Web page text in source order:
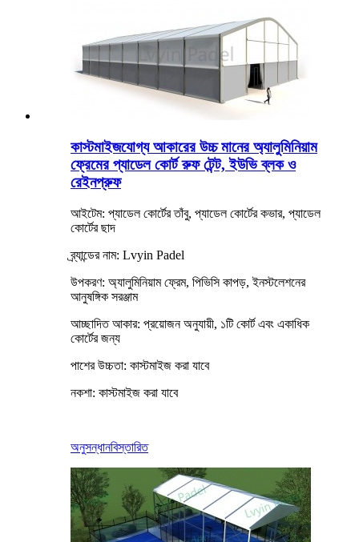
কাস্টমাইজযোগ্য আকারের উচ্চ মানের অ্যালুমিনিয়াম
ফ্রেমের প্যাডেল কোর্ট রুফ টেন্ট, ইউভি ব্লক ও
রেইনপ্রুফ
আইটেম: প্যাডেল কোর্টের তাঁবু, প্যাডেল কোর্টের কভার, প্যাডেল
কোর্টের ছাদ
ব্র্যান্ডের নাম: Lvyin Padel
উপকরণ: অ্যালুমিনিয়াম ফ্রেম, পিভিসি কাপড়, ইনস্টলেশনের
আনুষঙ্গিক সরঞ্জাম
আচ্ছাদিত আকার: প্রয়োজন অনুযায়ী, ১টি কোর্ট এবং একাধিক
কোর্টের জন্য
পাশের উচ্চতা: কাস্টমাইজ করা যাবে
নকশা: কাস্টমাইজ করা যাবে
অনুসন্ধানবিস্তারিত